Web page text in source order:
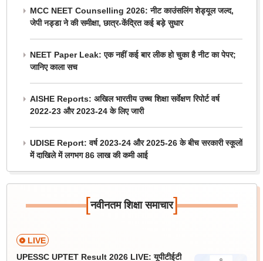
MCC NEET Counselling 2026: नीट काउंसलिंग शेड्यूल जल्द,
जेपी नड्डा ने की समीक्षा, छात्र-केंद्रित कई बड़े सुधार
NEET Paper Leak: एक नहीं कई बार लीक हो चुका है नीट का पेपर;
जानिए काला सच
AISHE Reports: अखिल भारतीय उच्च शिक्षा सर्वेक्षण रिपोर्ट वर्ष
2022-23 और 2023-24 के लिए जारी
UDISE Report: वर्ष 2023-24 और 2025-26 के बीच सरकारी स्कूलों
में दाखिले में लगभग 86 लाख की कमी आई
[नवीनतम शिक्षा समाचार]
LIVE
UPESSC UPTET Result 2026 LIVE: यूपीटीईटी